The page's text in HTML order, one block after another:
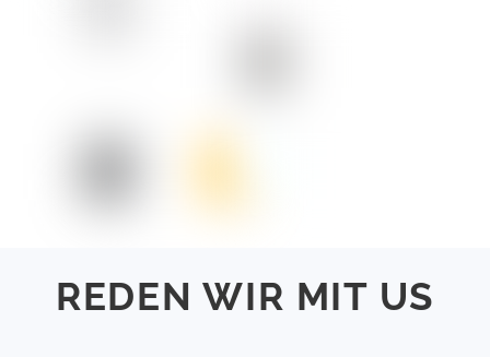
REDEN WIR MIT US